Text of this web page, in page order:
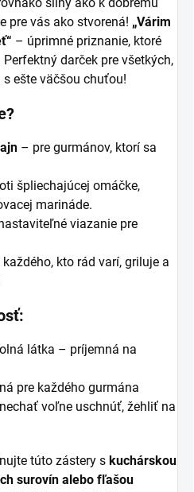
pre vás ako stvorená! „Várim
– úprimné priznanie, ktoré
darček pre všetkých,
ešte väčšou chuťou!
– pre gurmánov, ktorí sa
špliechajúcej omáčke,
marináde.
viazanie pre
každého, kto rád varí, griluje a
látka – príjemná na
pre každého gurmána
voľne uschnúť, žehliť na
túto zástery s kuchárskou
surovín alebo fľašou